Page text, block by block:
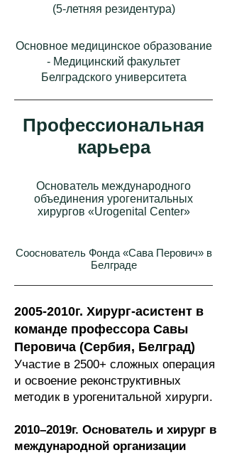
(5-летняя резидентура)
Основное медицинское образование
- Медицинский факультет
Белградского университета
Профессиональная
карьера
Основатель международного
объединения урогенитальных
хирургов «Urogenital Center»
Сооснователь Фонда «Сава Перович» в
Белграде
2005-2010г. Хирург-асистент в
команде профессора Савы
Перовича (Сербия, Белград)
Участие в 2500+ сложных операция
и освоение реконструктивных
методик в урогенитальной хирурги.
2010–2019г. Основатель и хирург в
международной организации